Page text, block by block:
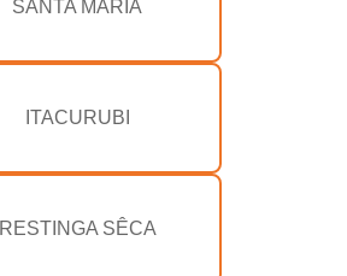
SANTA MARIA
ITACURUBI
RESTINGA SÊCA